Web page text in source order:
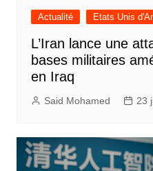
Actualité Etats Unis
L’Iran lance une
bases militaires
en Iraq
Said Mohamed 23